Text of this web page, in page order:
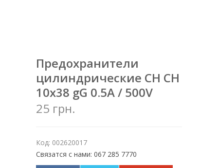
Предохранители
цилиндрические CH CH
10x38 gG 0.5A / 500V
25 грн.
Код: 002620017
Связатся с нами: 067 285 7770